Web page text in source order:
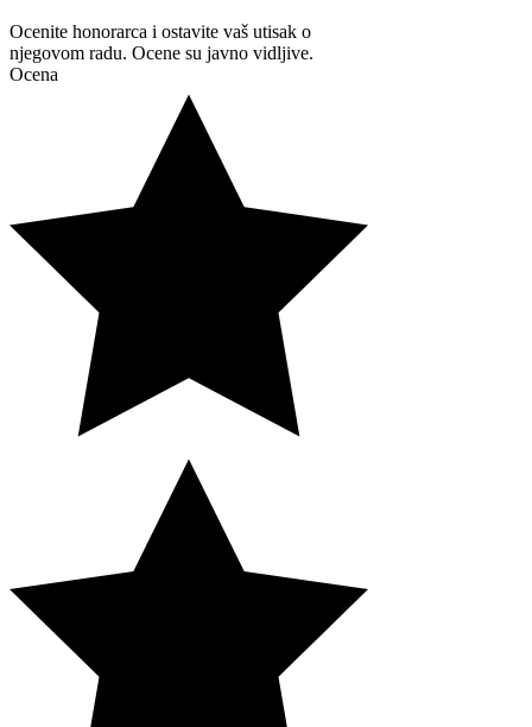
Ocenite honorarca i ostavite vaš utisak o
njegovom radu. Ocene su javno vidljive.
Ocena